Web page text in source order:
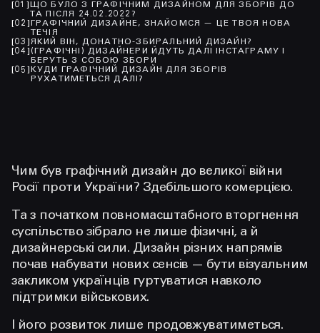
[01 ] ЩО БУЛО З ГРАФІЧНИМ ДИЗАЙНОМ ДЛЯ ЗБОРІВ ДО
ТА ПІСЛЯ 24.02.2022?
[02 ] ГРАФІЧНИЙ ДИЗАЙНЕ, ЗНАЙОМСЯ — ЦЕ ТВОЯ НОВА
ТЕЧІЯ
[03 ]ЯКИЙ ВІН, ДОНАТНО-ЗБИРАЛЬНИЙ ДИЗАЙН?
[04 ](ГРАФІЧНІ) ДИЗАЙНЕРИ ЙДУТЬ ДАЛІ ІНСТАГРАМУ І
БЕРУТЬ З СОБОЮ ЗБОРИ
[05 ] КУДИ ГРАФІЧНИЙ ДИЗАЙН ДЛЯ ЗБОРІВ
РУХАТИМЕТЬСЯ ДАЛІ?
Чим був графічний дизайн до великої війни
Росії проти України? Здебільшого комерцією.
Та з початком повномасштабного вторгнення
суспільство зібрало не лише фізичні, а й
дизайнерські сили. Дизайн різних напрямів
почав набувати нових сенсів — бути візуальним
закликом українців гуртуватися навколо
підтримки військових.
І його розвиток лише продовжуватиметься.